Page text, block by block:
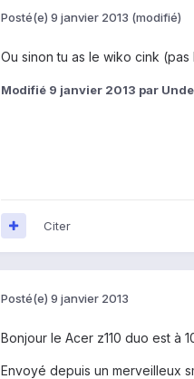
Posté(e) 9 janvier 2013 (modifié)
Ou sinon tu as le wiko cink
Modifié 9 janvier 2013 par
Citer
Posté(e) 9 janvier 2013
Bonjour le Acer z110 duo est à
Envoyé depuis un merveilleux